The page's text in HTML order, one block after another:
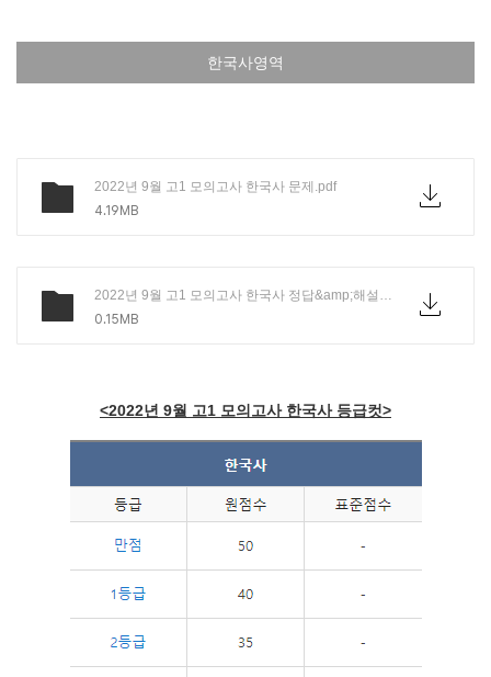
한국사영역
2022년 9월 고1 모의고사 한국사 문제.pdf
4.19MB
2022년 9월 고1 모의고사 한국사 정답&amp;해설.pdf
0.15MB
<2022년 9월 고1 모의고사 한국사 등급컷>